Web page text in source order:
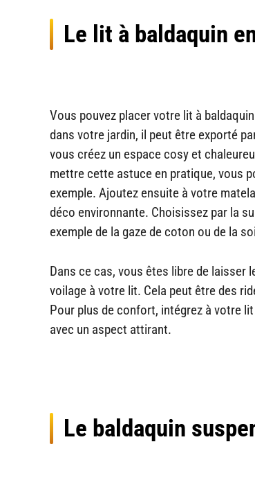
Le lit à baldaquin
Vous pouvez placer votre lit à
dans votre jardin, il peut être exporté
vous créez un espace cosy et
mettre cette astuce en pratique, vous
exemple. Ajoutez ensuite à votre
déco environnante. Choisissez par la
exemple de la gaze de coton ou de la
Dans ce cas, vous êtes libre de laisser
voilage à votre lit. Cela peut être des
Pour plus de confort, intégrez à votre
avec un aspect attirant.
Le baldaquin